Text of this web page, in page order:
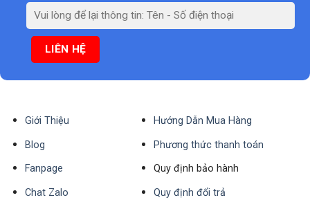
Giới Thiệu
Blog
Fanpage
Chat Zalo
Hướng Dẫn Mua Hàng
Phương thức thanh toán
Quy định bảo hành
Quy định đổi trả